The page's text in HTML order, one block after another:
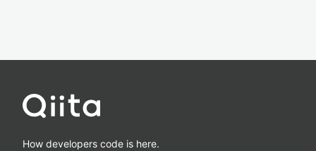
How developers code is here.